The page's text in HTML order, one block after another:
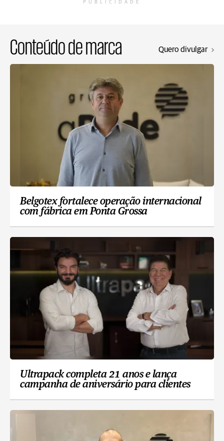
PUBLICIDADE
Conteúdo de marca Quero divulgar
Belgotex fortalece operação internacional
com fábrica em Ponta Grossa
Ultrapack completa 21 anos e lança
campanha de aniversário para clientes